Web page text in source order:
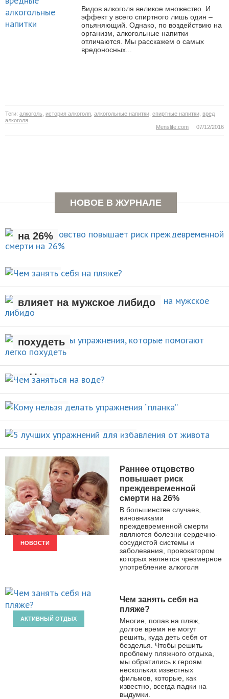
Видов алкоголя великое множество. И
эффект у всего спиртного лишь один –
опьяняющий. Однако, по воздействию на
организм, алкогольные напитки
отличаются. Мы расскажем о самых
вредоносных...
Теги: алкоголь история алкоголя алкогольные напитки спиртные напитки вред
алкоголя
07/12/2016
Menslife.com
НОВОЕ В ЖУРНАЛЕ
Раннее отцовство повышает
на 26%
Чем занять себя на
АКТИВНЫЙ ОТДЫХ
Рождение ребенка негативно
влияет на мужское либидо
НОВОСТИ
Стали известны упражнения,
которые помогают легко
похудеть
НОВОСТИ
Чем заняться на
воде?
ВИДЫ СПОРТА
Кому нельзя делать упражнения
“планка”
НОВОСТИ
5 лучших упражнений для
избавления от живота
ПОХУДЕНИЕ
НОВОСТИ
Раннее отцовство
повышает риск
преждевременной
смерти на 26%
В большинстве случаев,
виновниками
преждевременной смерти
являются болезни сердечно-
сосудистой системы и
заболевания, провокатором
которых является чрезмерное
употребление алкоголя
АКТИВНЫЙ ОТДЫХ
Чем занять себя на
пляже?
Многие, попав на пляж,
долгое время не могут
решить, куда деть себя от
безделья. Чтобы решить
проблему пляжного отдыха,
мы обратились к героям
нескольких известных
фильмов, которые, как
известно, всегда падки на
выдумки.